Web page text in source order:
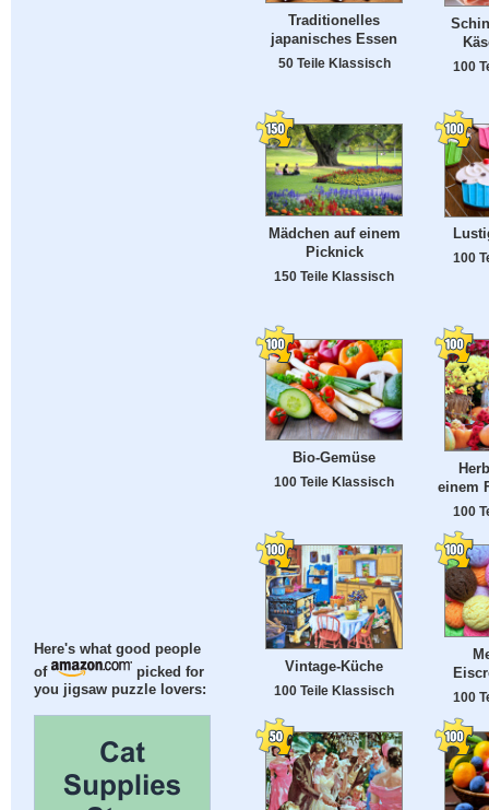
Here's what good people
of
picked for
you jigsaw puzzle lovers:
Traditionelles
japanisches Essen
50 Teile Klassisch 100
Mädchen auf einem
Picknick
150 Teile Klassisch
100
Bio-Gemüse
100 Teile Klassisch
einem
100
Vintage-Küche
100 Teile Klassisch 100